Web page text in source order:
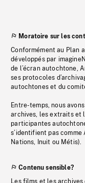
Moratoire sur les
Conformément au Plan
développés par
de l’écran autochtone,
ses protocoles
autochtones et du
Entre-temps, nous
archives, les extraits et
participantes
s’identifient pas comme
Nations, Inuit ou Métis).
Contenu sensible?
Les films et les